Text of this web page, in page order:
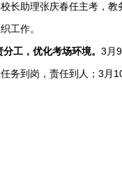
校长助理张庆春任主考，教
工作。
分工 ，优化考场环境。3月
任务到岗，责任到人 ；3月